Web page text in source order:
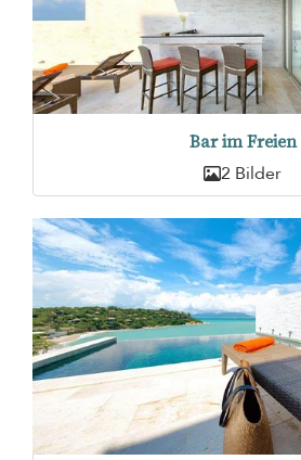
Bar im Freien
2 Bilder